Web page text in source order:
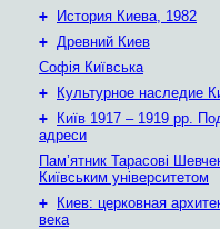
+
История Киева, 1982
+ Древний Киев
Софія Київська
+
Культурное наследие
+
Київ 1917 – 1919 рр.
адреси
Пам’ятник Тарасові
Київським університетом
+
Киев: церковная
века